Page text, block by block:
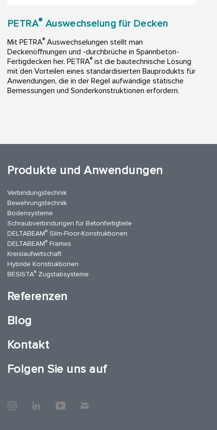
PETRA® Auswechselung für Decken
Mit PETRA® Auswechselungen stellt man
Deckenöffnungen und -durchbrüche in Spannbeton-
Fertigdecken her. PETRA® ist die bautechnische Lösung
mit den Vorteilen eines standardisierten Bauprodukts für
Anwendungen, die in der Regel aufwändige statische
Bemessungen und Sonderkonstruktionen erfordern.
Produkte und Anwendungen
Verbindungstechnik
Bewehrungstechnik
Bodensysteme
Schraubverbindungen für Betonfertigteile
DELTABEAM® Slim-Floor-Konstruktionen
DELTABEAM® Frames
Kreislaufwirtschaft
Hybride Konstruktionen
BESISTA® Zugstabsysteme
Referenzen
Blog
Kontakt
Folgen Sie uns auf